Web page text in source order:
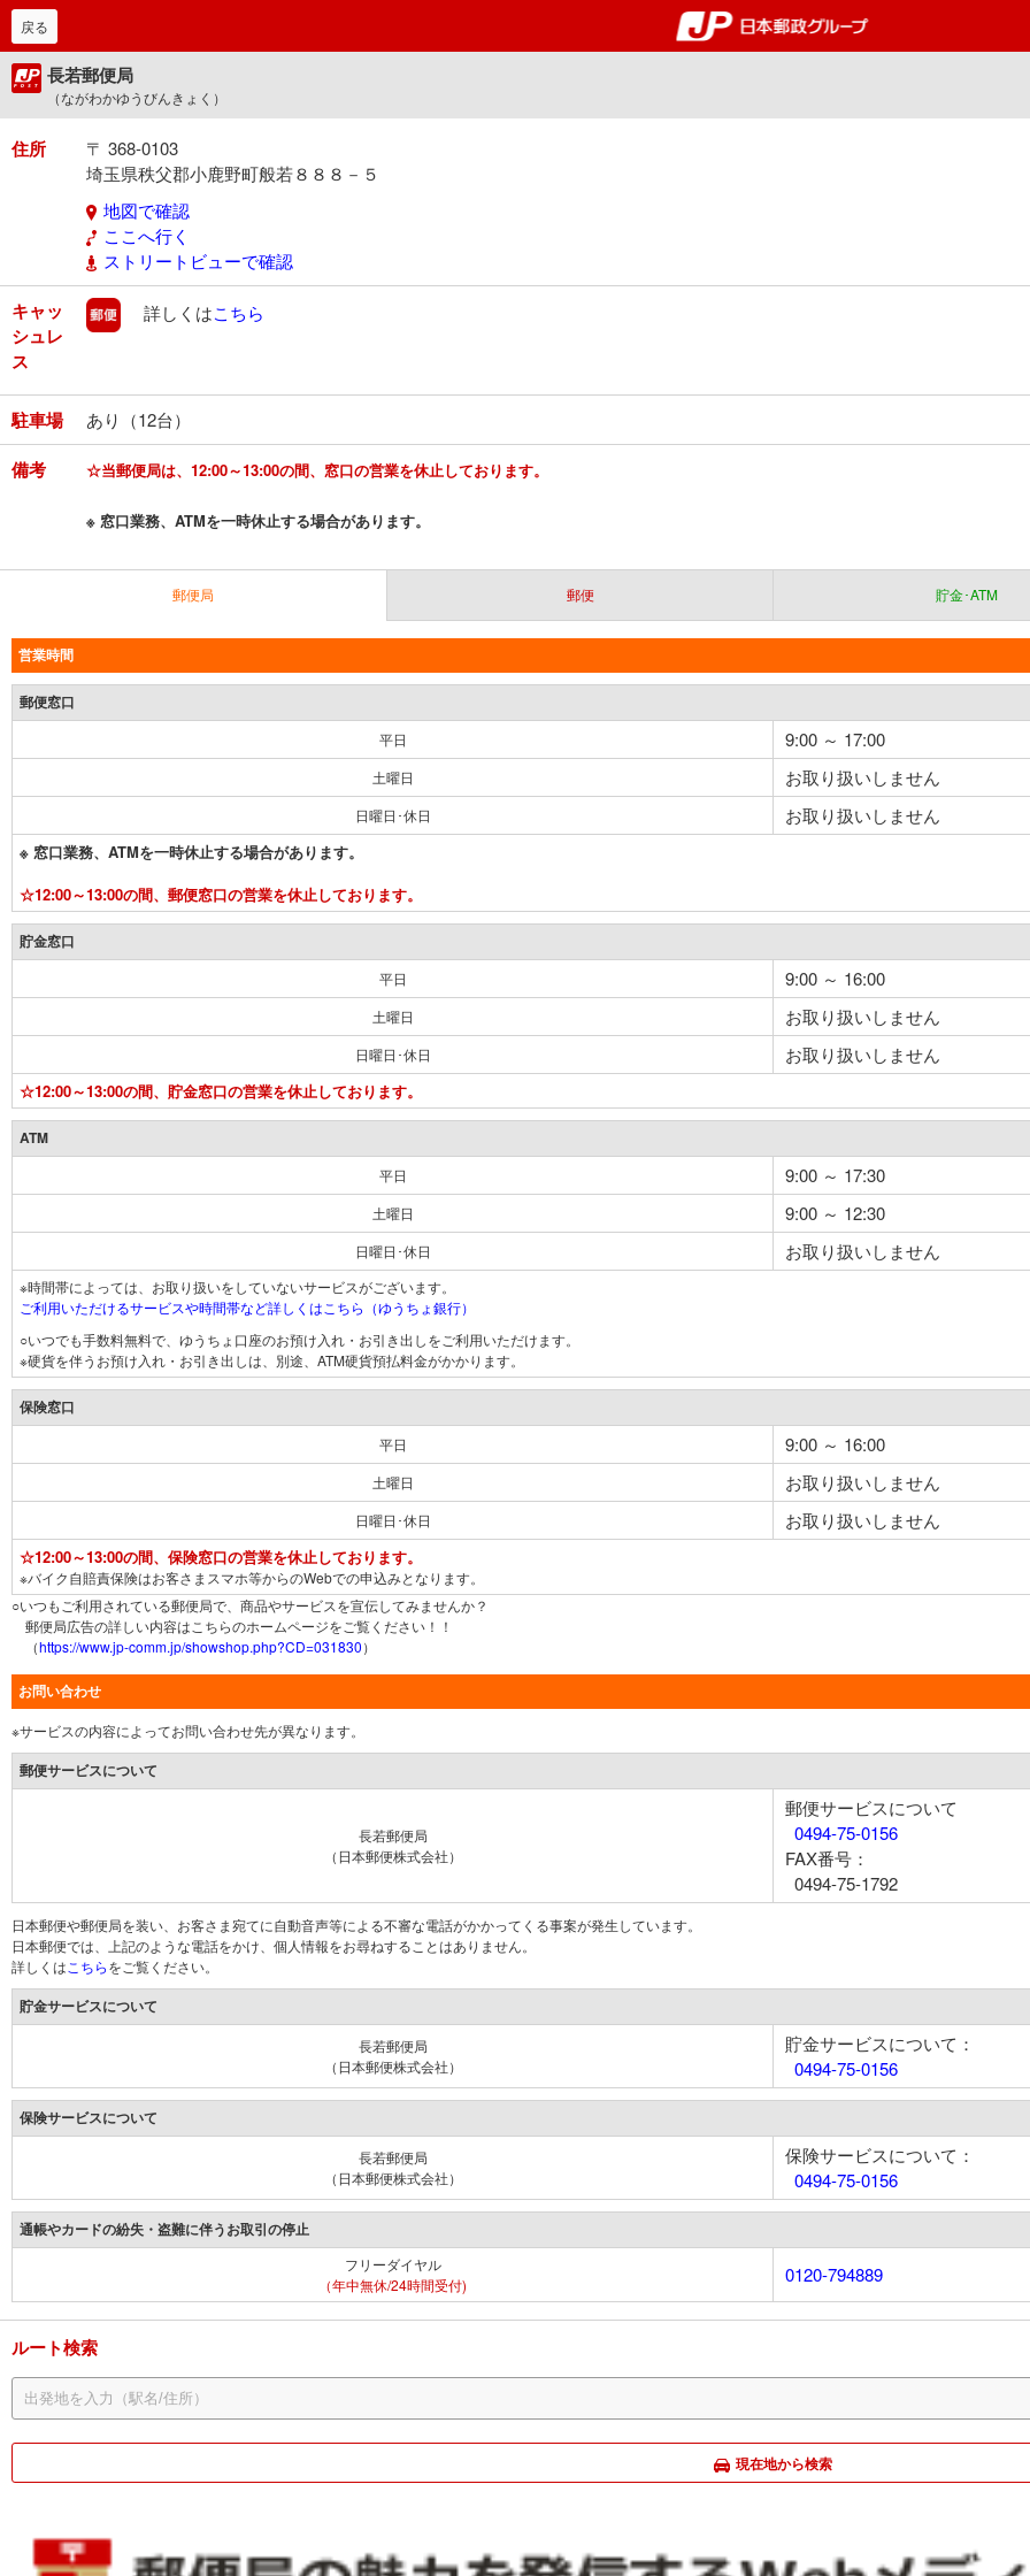
郵便局・日本郵政グルー
戻る
長若郵便局
（ながわかゆうびんきょく）
住所
〒 368-0103
埼玉県秩父郡小鹿野町般若８８８－５
地図で確認
ここへ行く
ストリートビューで確認
キャッ
シュレ
ス
郵便
詳しくはこちら
駐車場 あり（12台）
備考 ☆当郵便局は、12:00～13:00の間、窓口の営業を休止しております。
※ 窓口業務、ATMを一時休止する場合があります。
郵便局 郵便 貯金･ATM
営業時間
郵便窓口
平日 9:00 ～ 17:00
土曜日 お取り扱いしません
日曜日･休日 お取り扱いしません
※ 窓口業務、ATMを一時休止する場合があります。
☆12:00～13:00の間、郵便窓口の営業を休止しております。
貯金窓口
平日 9:00 ～ 16:00
土曜日 お取り扱いしません
日曜日･休日 お取り扱いしません
☆12:00～13:00の間、貯金窓口の営業を休止しております。
ATM
平日 9:00 ～ 17:30
土曜日 9:00 ～ 12:30
日曜日･休日 お取り扱いしません
※時間帯によっては、お取り扱いをしていないサービスがございます。
ご利用いただけるサービスや時間帯など詳しくはこちら（ゆうちょ銀行）
○いつでも手数料無料で、ゆうちょ口座のお預け入れ・お引き出しをご利用いただけます。
※硬貨を伴うお預け入れ・お引き出しは、別途、ATM硬貨預払料金がかかります。
保険窓口
平日 9:00 ～ 16:00
土曜日 お取り扱いしません
日曜日･休日 お取り扱いしません
☆12:00～13:00の間、保険窓口の営業を休止しております。
※バイク自賠責保険はお客さまスマホ等からのWebでの申込みとなります。
○いつもご利用されている郵便局で、商品やサービスを宣伝してみませんか？
郵便局広告の詳しい内容はこちらのホームページをご覧ください！！
（https://www.jp-comm.jp/showshop.php?CD=031830）
お問い合わせ
※サービスの内容によってお問い合わせ先が異なります。
郵便サービスについて
長若郵便局
（日本郵便株式会社）
郵便サービスについて
0494-75-0156
FAX番号：
0494-75-1792
日本郵便や郵便局を装い、お客さま宛てに自動音声等による不審な電話がかかってくる事案が発生しています。
日本郵便では、上記のような電話をかけ、個人情報をお尋ねすることはありません。
詳しくは こちらをご覧ください。
貯金サービスについて
長若郵便局
（日本郵便株式会社）
貯金サービスについて：
0494-75-0156
保険サービスについて
長若郵便局
（日本郵便株式会社）
保険サービスについて：
0494-75-0156
通帳やカードの紛失・盗難に伴うお取引の停止
フリーダイヤル
（年中無休/24時間受付)
0120-794889
ルート検索
現在地から検索